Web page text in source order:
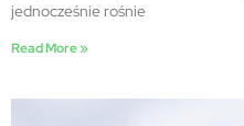
jednocześnie rośnie
Read More »